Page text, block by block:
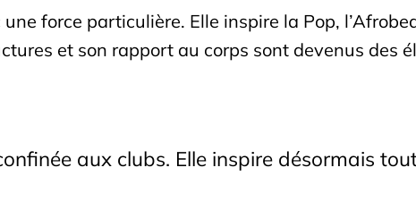
force particulière. Elle inspire la Pop,
et son rapport au corps sont devenus des
aux clubs. Elle inspire désormais